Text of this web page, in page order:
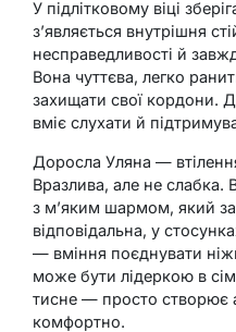
У підлітковому віці
з’являється внутрішня
несправедливості й
Вона чуттєва, легко
захищати свої кордони.
вміє слухати й
Доросла Уляна —
Вразлива, але не слабка.
з м’яким шармом, який
відповідальна, у
— вміння поєднувати
може бути лідеркою в
тисне — просто створює
комфортно.